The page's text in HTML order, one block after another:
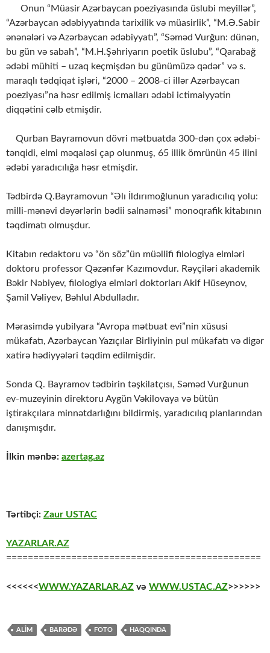
Onun “Müasir Azərbaycan poeziyasında üslubi meyillər”,
“Azərbaycan ədəbiyyatında tarixilik və müasirlik”, “M.Ə.Sabir
ənənələri və Azərbaycan ədəbiyyatı”, “Səməd Vurğun: dünən,
bu gün və sabah”, “M.H.Şəhriyarın poetik üslubu”, “Qarabağ
ədəbi mühiti – uzaq keçmişdən bu günümüzə qədər” və s.
maraqlı tədqiqat işləri, “2000 – 2008-ci illər Azərbaycan
poeziyası”na həsr edilmiş icmalları ədəbi ictimaiyyətin
diqqətini cəlb etmişdir.
Qurban Bayramovun dövri mətbuatda 300-dən çox ədəbi-
tənqidi, elmi məqaləsi çap olunmuş, 65 illik ömrünün 45 ilini
ədəbi yaradıcılığa həsr etmişdir.
Tədbirdə Q.Bayramovun “Əlı İldırımoğlunun yaradıcılıq yolu:
milli-mənəvi dəyərlərin bədii salnaməsi” monoqrafik kitabının
təqdimatı olmuşdur.
Kitabın redaktoru və “ön söz”ün müəllifi filologiya elmləri
doktoru professor Qəzənfər Kazımovdur. Rəyçiləri akademik
Bəkir Nəbiyev, filologiya elmləri doktorları Akif Hüseynov,
Şamil Vəliyev, Bəhlul Abdulladır.
Mərasimdə yubilyara “Avropa mətbuat evi”nin xüsusi
mükafatı, Azərbaycan Yazıçılar Birliyinin pul mükafatı və digər
xatirə hədiyyələri təqdim edilmişdir.
Sonda Q. Bayramov tədbirin təşkilatçısı, Səməd Vurğunun
ev-muzeyinin direktoru Aygün Vəkilovaya və bütün
iştirakçılara minnətdarlığını bildirmiş, yaradıcılıq planlarından
danışmışdır.
İlkin mənbə: azertag.az
Tərtibçi: Zaur USTAC
YAZARLAR.AZ
===============================================
<<<<<<WWW.YAZARLAR.AZ və WWW.USTAC.AZ>>>>>>
ALİM BARƏDƏ FOTO HAQQINDA